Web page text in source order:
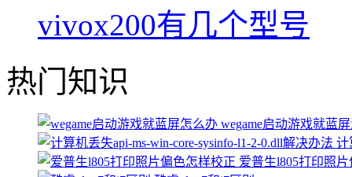
vivox200有几个型号
热门知识
wegame启动游戏就蓝
计
爱普生l805打印照